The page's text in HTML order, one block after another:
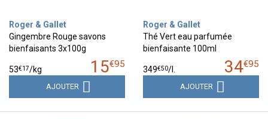
Roger & Gallet
Gingembre Rouge savons
bienfaisants 3x100g
15€95
53€17/kg
AJOUTER
Roger & Gallet
Thé Vert eau parfumée
bienfaisante 100ml
34€95
349€50/
AJOUTER